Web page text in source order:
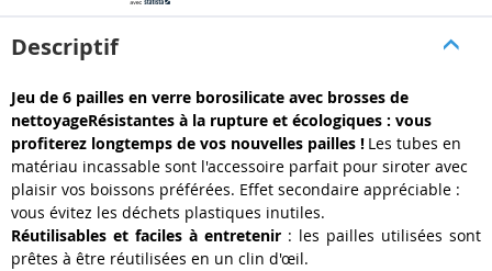
Descriptif
Jeu de 6 pailles en verre borosilicate avec brosses de
nettoyageRésistantes à la rupture et écologiques : vous
profiterez longtemps de vos nouvelles pailles ! Les tubes en
matériau incassable sont l'accessoire parfait pour siroter avec
plaisir vos boissons préférées. Effet secondaire appréciable :
vous évitez les déchets plastiques inutiles.
Réutilisables et faciles à entretenir : les pailles utilisées sont
prêtes à être réutilisées en un clin d'œil.